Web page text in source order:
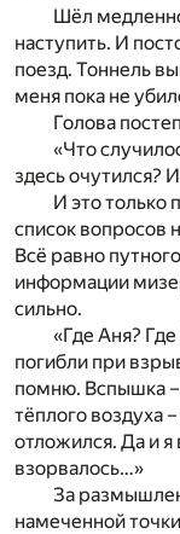
Шёл
наступить. И
поезд. Тоннель
меня пока не
Голова
«Что
здесь очутился?
И это только
список вопросов
Всё равно
информации
сильно.
«Где Аня?
погибли при
помню. Вспышка –
тёплого воздуха
отложился. Да и
взорвалось…»
За
намеченной